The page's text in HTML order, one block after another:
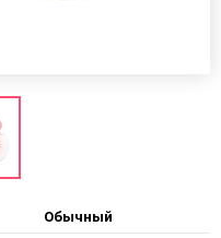
Обычный